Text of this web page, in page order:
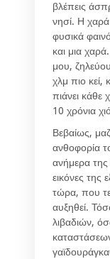
βλέπεις
νησί. Η
φυσικά
και μια
μου,
χλμ πιο κεί,
πιάνει κάθε
10 χρόνια
Βεβαίως,
ανθοφορία
ανήμερα της
εικόνες
τώρα, που
αυξηθεί.
λιβαδιών,